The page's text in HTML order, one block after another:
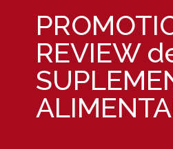
REVIEW